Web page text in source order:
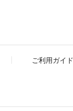
ご利用ガイド